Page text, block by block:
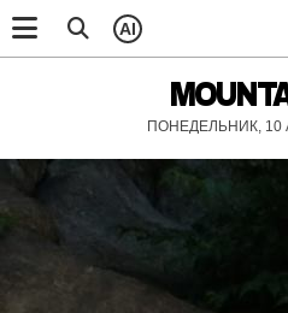
AI
ПОНЕДЕЛЬНИК, 10